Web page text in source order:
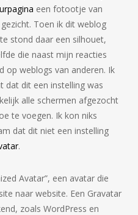
een fotootje van
Toen ik dit weblog
stond daar een silhouet,
die naast mijn reacties
op weblogs van anderen. Ik
dat dit een instelling was
alle schermen afgezocht
te voegen. Ik kon niks
dat dit niet een instelling
.
Avatar”, een avatar die
naar website. Een Gravatar
zoals WordPress en